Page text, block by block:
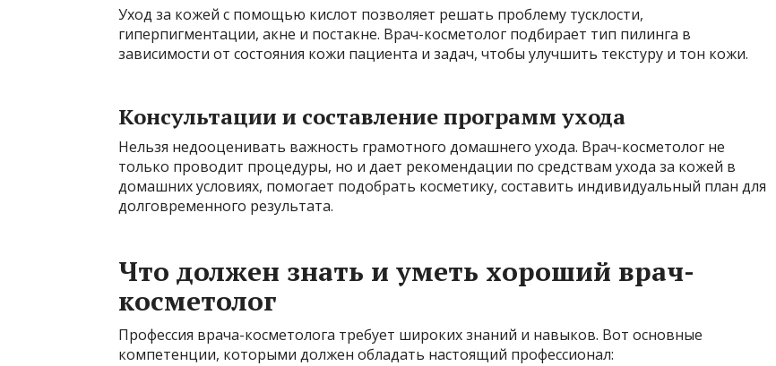
Уход за кожей с помощью кислот позволяет решать проблему тусклости,
гиперпигментации, акне и постакне. Врач-косметолог подбирает тип пилинга в
зависимости от состояния кожи пациента и задач, чтобы улучшить текстуру и тон кожи.
Консультации и составление программ ухода
Нельзя недооценивать важность грамотного домашнего ухода. Врач-косметолог не
только проводит процедуры, но и дает рекомендации по средствам ухода за кожей в
домашних условиях, помогает подобрать косметику, составить индивидуальный план для
долговременного результата.
Что должен знать и уметь хороший врач-
косметолог
Профессия врача-косметолога требует широких знаний и навыков. Вот основные
компетенции, которыми должен обладать настоящий профессионал: